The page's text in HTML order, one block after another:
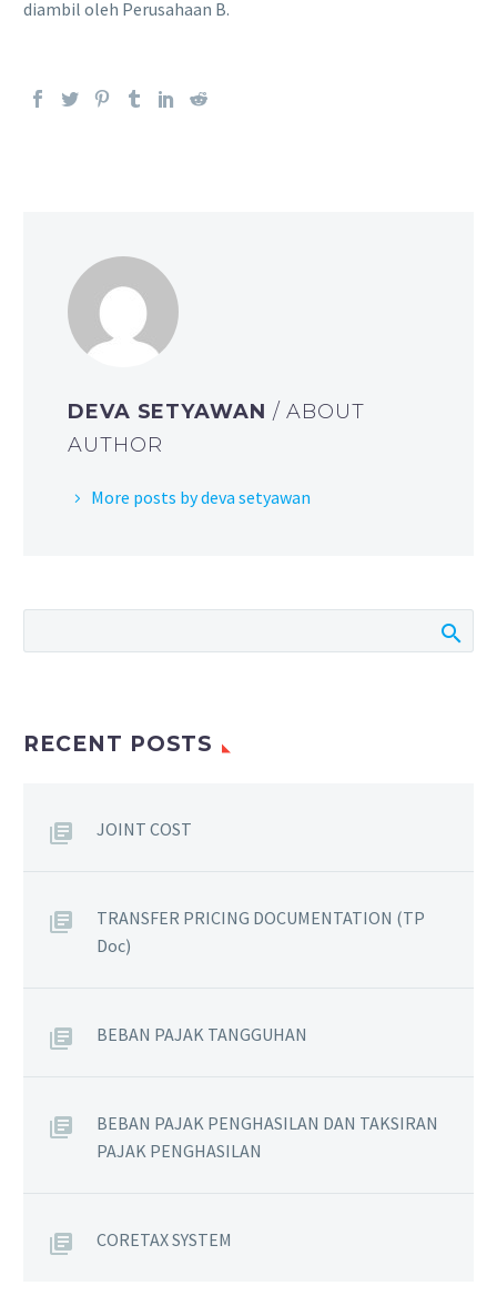
diambil oleh Perusahaan B.
DEVA SETYAWAN / ABOUT
AUTHOR
More posts by deva setyawan
RECENT POSTS
JOINT COST
TRANSFER PRICING DOCUMENTATION (TP
Doc)
BEBAN PAJAK TANGGUHAN
BEBAN PAJAK PENGHASILAN DAN TAKSIRAN
PAJAK PENGHASILAN
CORETAX SYSTEM